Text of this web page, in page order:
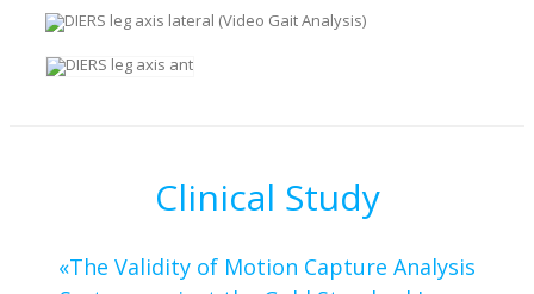
Clinical Study
«The Validity of Motion Capture Analysis